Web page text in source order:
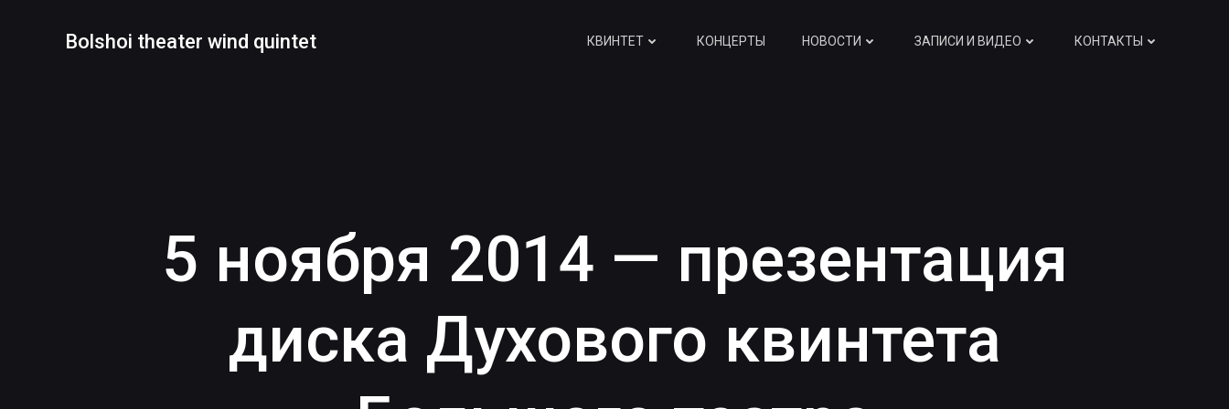
содержимому
Bolshoi theater wind quintet КВИНТЕТ КОНЦЕРТЫ НОВОСТИ ЗАПИСИ И ВИДЕО КОНТАКТЫ
5 ноября 2014 — презентация
диска Духового квинтета